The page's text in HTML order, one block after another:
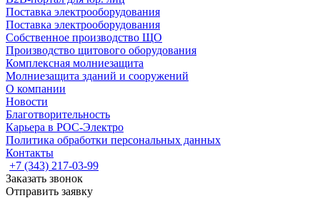
Поставка электрооборудования
Поставка электрооборудования
Собственное производство ЩО
Производство щитового оборудования
Комплексная молниезащита
Молниезащита зданий и сооружений
О компании
Новости
Благотворительность
Карьера в РОС-Электро
Политика обработки персональных данных
Контакты
+7 (343) 217-03-99
Заказать звонок
Отправить заявку